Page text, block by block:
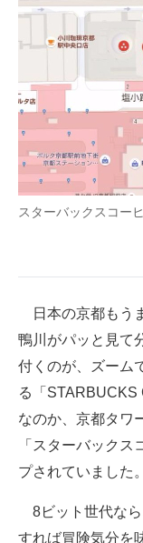
スターバックスコー
日本の京都もう
鴨川がパッと見て
付くのが、ズーム
る「STARBUCKS
なのか、京都タワ
「スターバック
プされていました。
8ビット世代なら
すれば冒険気分